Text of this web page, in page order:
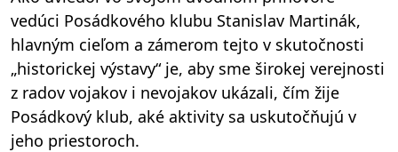
vedúci Posádkového klubu Stanislav Martinák,
hlavným cieľom a zámerom tejto v skutočnosti
„historickej výstavy“ je, aby sme širokej verejnosti
z radov vojakov i nevojakov ukázali, čím žije
Posádkový klub, aké aktivity sa uskutočňujú v
jeho priestoroch.